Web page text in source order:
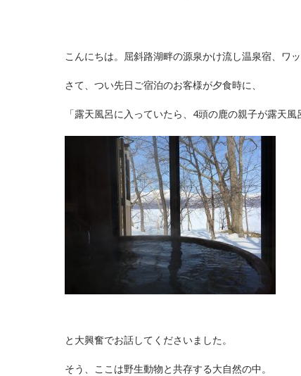
こんにちは。屈斜路湖畔の源泉かけ流し温泉宿、ワッ
さて、つい先日ご宿泊のお客様が夕食時に、
「露天風呂に入っていたら、4頭の鹿の親子が露天
と大興奮でお話してくださいました。
そう、ここは野生動物と共存する大自然の中。